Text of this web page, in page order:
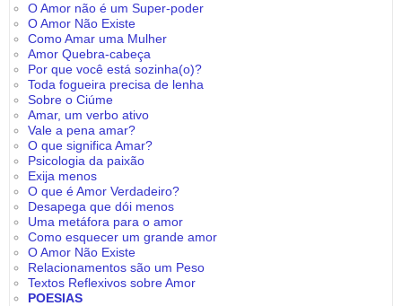
O Amor não é um Super-poder
O Amor Não Existe
Como Amar uma Mulher
Amor Quebra-cabeça
Por que você está sozinha(o)?
Toda fogueira precisa de lenha
Sobre o Ciúme
Amar, um verbo ativo
Vale a pena amar?
O que significa Amar?
Psicologia da paixão
Exija menos
O que é Amor Verdadeiro?
Desapega que dói menos
Uma metáfora para o amor
Como esquecer um grande amor
O Amor Não Existe
Relacionamentos são um Peso
Textos Reflexivos sobre Amor
POESIAS